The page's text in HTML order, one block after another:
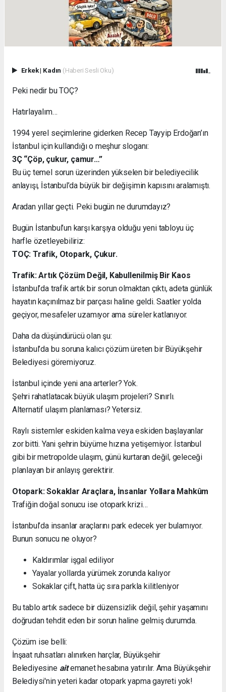
Erkek| Kadın (Haberi Sesli Oku)
Peki nedir bu TOÇ?
Hatırlayalım…
1994 yerel seçimlerine giderken Recep Tayyip Erdoğan’ın
İstanbul için kullandığı o meşhur sloganı:
3Ç “Çöp, çukur, çamur…”
Bu üç temel sorun üzerinden yükselen bir belediyecilik
anlayışı, İstanbul’da büyük bir değişimin kapısını aralamıştı.
Aradan yıllar geçti. Peki bugün ne durumdayız?
Bugün İstanbul’un karşı karşıya olduğu yeni tabloyu üç
harfle özetleyebiliriz:
TOÇ: Trafik, Otopark, Çukur.
Trafik: Artık Çözüm Değil, Kabullenilmiş Bir Kaos
İstanbul’da trafik artık bir sorun olmaktan çıktı, adeta günlük
hayatın kaçınılmaz bir parçası haline geldi. Saatler yolda
geçiyor, mesafeler uzamıyor ama süreler katlanıyor.
Daha da düşündürücü olan şu:
İstanbul’da bu soruna kalıcı çözüm üreten bir Büyükşehir
Belediyesi göremiyoruz.
İstanbul içinde yeni ana arterler? Yok.
Şehri rahatlatacak büyük ulaşım projeleri? Sınırlı.
Alternatif ulaşım planlaması? Yetersiz.
Raylı sistemler eskiden kalma veya eskiden başlayanlar
zor bitti. Yani şehrin büyüme hızına yetişemiyor. İstanbul
gibi bir metropolde ulaşım, günü kurtaran değil, geleceği
planlayan bir anlayış gerektirir.
Otopark: Sokaklar Araçlara, İnsanlar Yollara Mahkûm
Trafiğin doğal sonucu ise otopark krizi…
İstanbul’da insanlar araçlarını park edecek yer bulamıyor.
Bunun sonucu ne oluyor?
Kaldırımlar işgal ediliyor
Yayalar yollarda yürümek zorunda kalıyor
Sokaklar çift, hatta üç sıra parkla kilitleniyor
Bu tablo artık sadece bir düzensizlik değil, şehir yaşamını
doğrudan tehdit eden bir sorun haline gelmiş durumda.
Çözüm ise belli:
İnşaat ruhsatları alınırken harçlar, Büyükşehir
Belediyesine aitemanet hesabına yatırılır. Ama Büyükşehir
Belediysi'nin yeteri kadar otopark yapma gayreti yok!